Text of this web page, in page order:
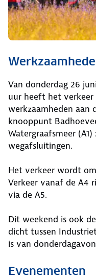
Van donderdag 26
uur heeft het
werkzaamheden aan
knooppunt
Watergraafsmeer
wegafsluitingen.
Het verkeer wordt
Verkeer vanaf de A4
via de A5.
Dit weekend is ook
dicht tussen
is van
Evenementen